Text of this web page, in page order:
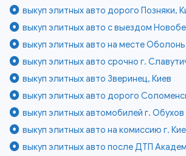
выкуп элитных авто дорого Позняки,
выкуп элитных авто с выездом
выкуп элитных авто на месте
выкуп элитных авто срочно г.
выкуп элитных авто Зверинец, Киев
выкуп элитных авто дорого
выкуп элитных автомобилей г. Обухов
выкуп элитных авто на комиссию г.
выкуп элитных авто после ДТП